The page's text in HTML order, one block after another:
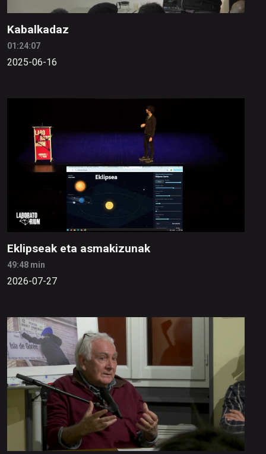
Kabalkadaz
01:24:07
2025-06-16
Eklipseak eta asmakizunak
49:48 min
2026-07-27